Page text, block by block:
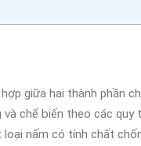
giữa hai thành phần
chế biến theo các
nấm có tính chất